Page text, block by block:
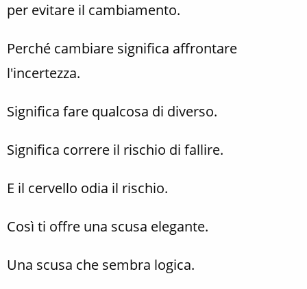
per evitare il cambiamento.
Perché cambiare significa affrontare
l'incertezza.
Significa fare qualcosa di diverso.
Significa correre il rischio di fallire.
E il cervello odia il rischio.
Così ti offre una scusa elegante.
Una scusa che sembra logica.